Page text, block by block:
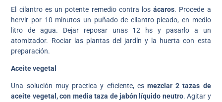
El cilantro es un potente remedio contra losácaros. Procede a
hervir por 10 minutos un puñado de cilantro picado, en medio
litro de agua. Dejar reposar unas 12 hs y pasarlo a un
atomizador. Rociar las plantas del jardín y la huerta con esta
preparación.
Aceite vegetal
Una solución muy practica y eficiente, esmezclar 2 tazas de
aceite vegetal, con media taza de jabón líquido neutro. Agitar y